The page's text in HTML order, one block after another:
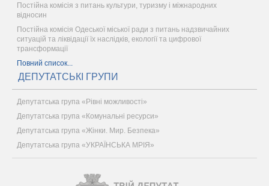
Постійна комісія з питань культури, туризму і міжнародних
відносин
Постійна комісія Одеської міської ради з питань надзвичайних
ситуацій та ліквідації їх наслідків, екології та цифрової
трансформації
Повний список...
ДЕПУТАТСЬКІ ГРУПИ
Депутатська група «Рівні можливості»
Депутатська група «Комунальні ресурси»
Депутатська група «Жінки. Мир. Безпека»
Депутатська група «УКРАЇНСЬКА МРІЯ»